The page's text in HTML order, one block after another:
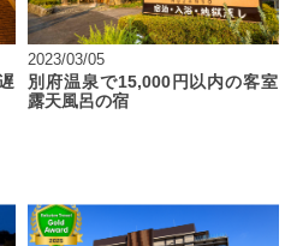
2023/03/05
別府温泉で15,000円以内の客室
露天風呂の宿